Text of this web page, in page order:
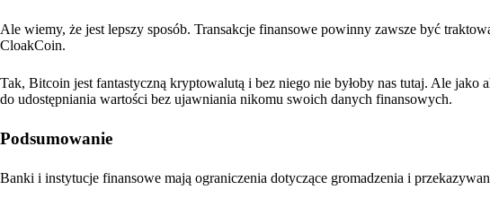
Ale wiemy, że jest lepszy sposób. Transakcje finansowe powinny zawsze być
CloakCoin.
Tak, Bitcoin jest fantastyczną kryptowalutą i bez niego nie byłoby nas tutaj. Ale
do udostępniania wartości bez ujawniania nikomu swoich danych finansowych.
Podsumowanie
Banki i instytucje finansowe mają ograniczenia dotyczące gromadzenia i